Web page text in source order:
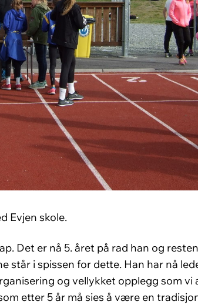
Evjen skole.
Det er nå 5. året på rad han og
står i spissen for dette. Han har nå
og vellykket opplegg som vi
etter 5 år må sies å være en